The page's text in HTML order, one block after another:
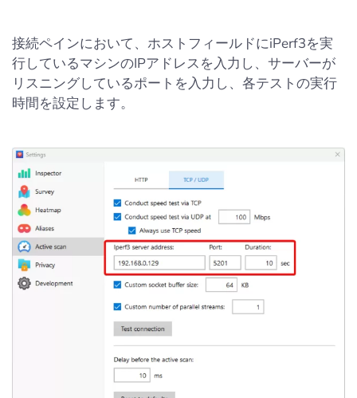
接続ペインにおいて、ホストフィールドにiPerf3を実
行しているマシンのIPアドレスを入力し、サーバーが
リスニングしているポートを入力し、各テストの実行
時間を設定します。